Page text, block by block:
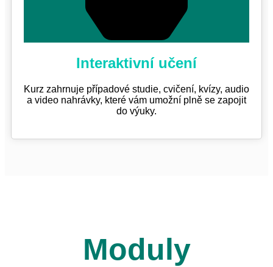
Interaktivní učení
Kurz zahrnuje případové studie, cvičení, kvízy, audio
a video nahrávky, které vám umožní plně se zapojit
do výuky.
Moduly